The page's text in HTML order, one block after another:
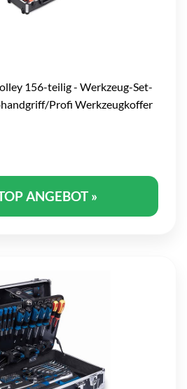
156-teilig - Werkzeug-Set-
Profi Werkzeugkoffer
ANGEBOT »